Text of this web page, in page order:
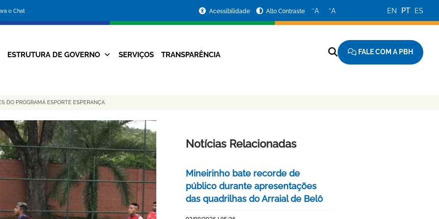
o Chat
da
Prefeitura
Acessibilidade Alto Contraste −A +A EN PT ES
Navegação
ESTRUTURA DE GOVERNO SERVIÇOS TRANSPARÊNCIA FALE COM A PBH
DO PROGRAMA ESPORTE ESPERANÇA
Notícias Relacionadas
Mineirinho bate recorde de
público durante apresentações
das quadrilhas do Arraial de Belô